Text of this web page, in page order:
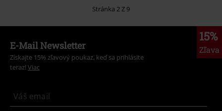
Stránka 2 Z 9
15%
Zľava
E-Mail Newsletter
Získajte 15% zľavový poukaz, keď sa prihlásite
teraz! Viac